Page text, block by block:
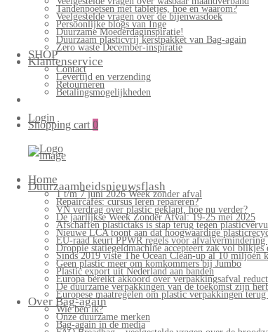
Tandenpoetsen met tabletjes, hoe en waarom?
Veelgestelde vragen over de bijenwasdoek
Persoonlijke blogs van Inge
Duurzame Moederdaginspiratie!
Duurzaam plasticvrij kerstpakket van Bag-again
Zero waste December-inspiratie
SHOP
Klantenservice
Contact
Levertijd en verzending
Retourneren
Betalingsmogelijkheden
Login
Shopping cart 0
Home
Duurzaamheidsnieuwsflash
1 t/m 7 juni 2026 Week zonder afval
Repaircafés: cursus leren repareren?
VN verdrag over plastic geklapt, hoe nu verder?
De jaarlijkse Week Zonder Afval: 19-25 mei 2025
Afschaffen plastictaks is stap terug tegen
Nieuwe LCA toont aan dat hoogwaardige
EU-raad keurt PPWR regels voor afvalvermindering
Droppie statiegeldmachine accepteert zak vol blikjes
Sinds 2019 viste The Ocean Clean-up al 10 miljoen
Geen plastic meer om komkommers bij Jumbo
Plastic export uit Nederland aan banden
Europa bereikt akkoord over verpakkingsafval
De duurzame verpakkingen van de toekomst zijn
Europese maatregelen om plastic verpakkingen
Over Bag-again
Wie ben ik?
Onze duurzame merken
Bag-again in de media